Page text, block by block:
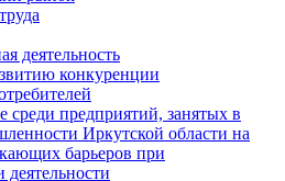
деятельность
конкуренции
среди предприятий, занятых в
Иркутской области на
барьеров при
деятельности